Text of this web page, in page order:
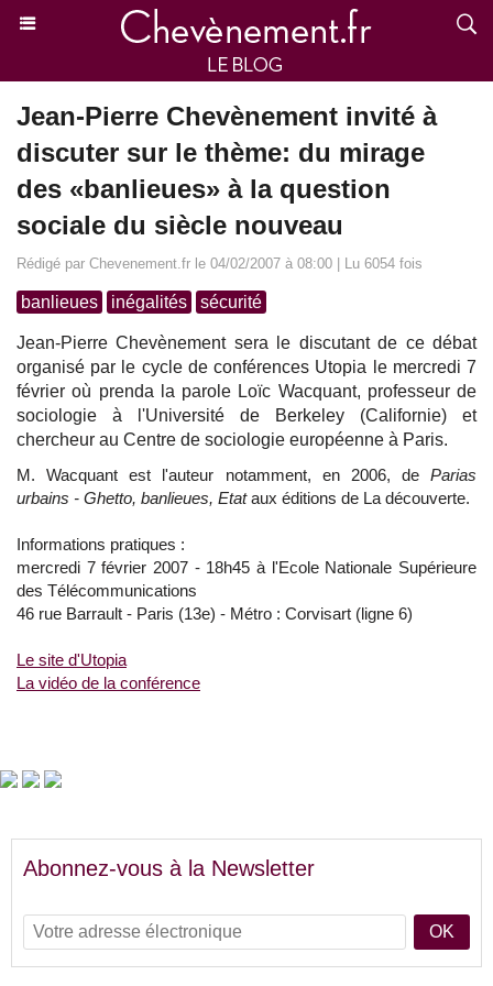
Jean-Pierre Chevènement invité à
discuter sur le thème: du mirage
des «banlieues» à la question
sociale du siècle nouveau
Rédigé par Chevenement.fr le 04/02/2007 à 08:00 | Lu 6054 fois
banlieues inégalités sécurité
Jean-Pierre Chevènement sera le discutant de ce débat
organisé par le cycle de conférences Utopia le mercredi 7
février où prenda la parole Loïc Wacquant, professeur de
sociologie à l'Université de Berkeley (Californie) et
chercheur au Centre de sociologie européenne à Paris.
M. Wacquant est l'auteur notamment, en 2006, de Parias
urbains - Ghetto, banlieues, Etataux éditions de La découverte.
Informations pratiques :
mercredi 7 février 2007 - 18h45 à l'Ecole Nationale Supérieure
des Télécommunications
46 rue Barrault - Paris (13e) - Métro : Corvisart (ligne 6)
Le site d'Utopia
La vidéo de la conférence
Abonnez-vous à la Newsletter
OK